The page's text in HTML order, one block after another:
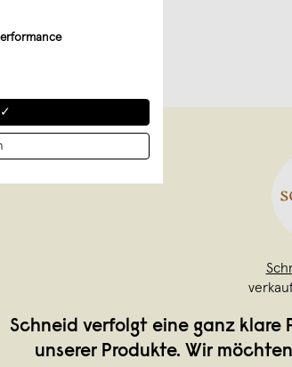
Schneid verfolgt eine ganz klare
unserer Produkte. Wir
✓